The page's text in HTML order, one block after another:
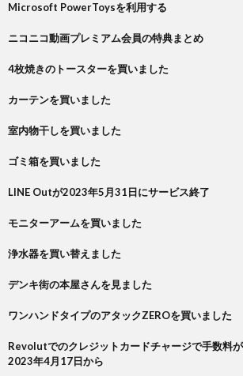
Microsoft PowerToysを利用する
ニコニコ動画プレミアム会員の特典まとめ
4枚焼きのトースターを買いました
カーテンを買いました
室内物干しを買いました
ゴミ箱を買いました
LINE Outが2023年5月31日にサービス終了
モニターアームを買いました
浄水器を買い替えました
デンキ街の本屋さんを見ました
ワンハンドタイプのアタックZEROを買いました
Revolutでのクレジットカードチャージで手数料
2023年4月17日から